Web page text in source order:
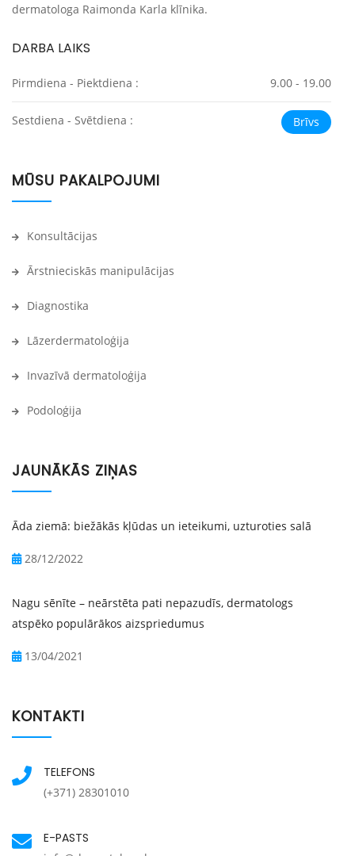
dermatologa Raimonda Karla klīnika.
DARBA LAIKS
Pirmdiena - Piektdiena : 9.00 - 19.00
Sestdiena - Svētdiena : Brīvs
MŪSU PAKALPOJUMI
Konsultācijas
Ārstnieciskās manipulācijas
Diagnostika
Lāzerdermatoloģija
Invazīvā dermatoloģija
Podoloģija
JAUNĀKĀS ZIŅAS
Āda ziemā: biežākās kļūdas un ieteikumi, uzturoties salā
28/12/2022
Nagu sēnīte – neārstēta pati nepazudīs, dermatologs
atspēko populārākos aizspriedumus
13/04/2021
KONTAKTI
TELEFONS
(+371) 28301010
E-PASTS